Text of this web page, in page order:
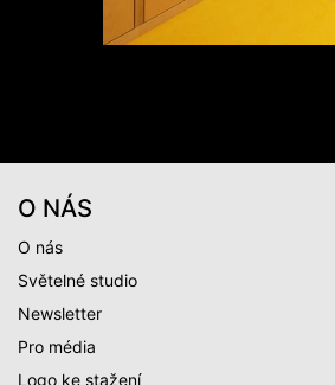
O NÁS
O nás
Světelné studio
Newsletter
Pro média
Logo ke stažení